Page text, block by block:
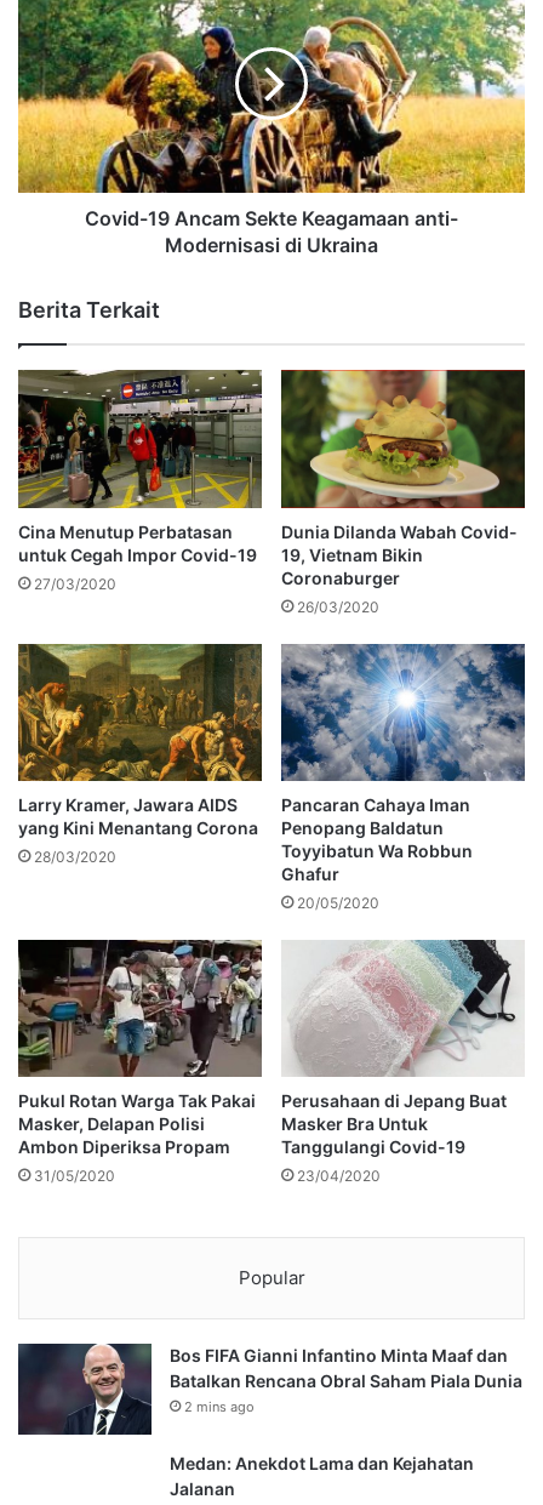
Covid-19 Ancam Sekte Keagamaan anti-
Modernisasi di Ukraina
Berita Terkait
Cina Menutup Perbatasan
untuk Cegah Impor Covid-19
27/03/2020
Dunia Dilanda Wabah Covid-
19, Vietnam Bikin
Coronaburger
26/03/2020
Larry Kramer, Jawara AIDS
yang Kini Menantang Corona
28/03/2020
Pancaran Cahaya Iman
Penopang Baldatun
Toyyibatun Wa Robbun
Ghafur
20/05/2020
Pukul Rotan Warga Tak Pakai
Masker, Delapan Polisi
Ambon Diperiksa Propam
31/05/2020
Perusahaan di Jepang Buat
Masker Bra Untuk
Tanggulangi Covid-19
23/04/2020
Popular
Bos FIFA Gianni Infantino Minta Maaf dan
Batalkan Rencana Obral Saham Piala Dunia
2 mins ago
Medan: Anekdot Lama dan Kejahatan
Jalanan